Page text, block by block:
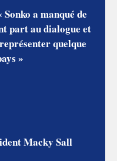
a manqué de
part au dialogue et
quelque
»
Macky Sall